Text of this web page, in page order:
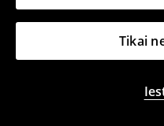
Tikai